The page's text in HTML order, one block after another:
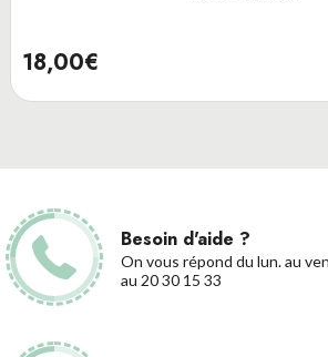
18,00€
Besoin d'aide ?
On vous répond du lun. au
au 20 30 15 33